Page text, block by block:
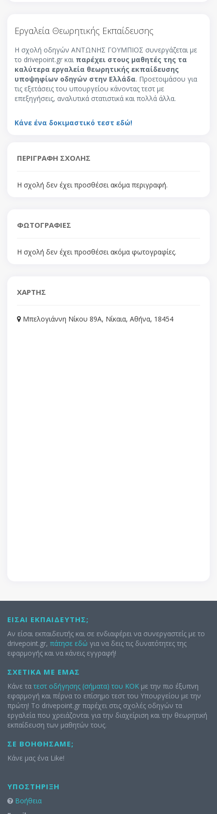
Εργαλεία Θεωρητικής Εκπαίδευσης
Η σχολή οδηγών ΑΝΤΩΝΗΣ ΓΟΥΜΠΙΟΣ συνεργάζεται με
το drivepoint.gr και παρέχει στους μαθητές της τα
καλύτερα εργαλεία θεωρητικής εκπαίδευσης
υποψηφίων οδηγών στην Ελλάδα. Προετοιμάσου για
τις εξετάσεις του υπουργείου κάνοντας τεστ με
επεξηγήσεις, αναλυτικά στατιστικά και πολλά άλλα.
Κάνε ένα δοκιμαστικό τεστ εδώ!
ΠΕΡΙΓΡΑΦΗ ΣΧΟΛΗΣ
Η σχολή δεν έχει προσθέσει ακόμα περιγραφή.
ΦΩΤΟΓΡΑΦΙΕΣ
Η σχολή δεν έχει προσθέσει ακόμα φωτογραφίες.
ΧΑΡΤΗΣ
Μπελογιάννη Νίκου 89Α, Νίκαια, Αθήνα, 18454
ΕΊΣΑΙ ΕΚΠΑΙΔΕΥΤΉΣ;
Αν είσαι εκπαιδευτής και σε ενδιαφέρει να συνεργαστείς με το
drivepoint.gr, πάτησε εδώ για να δεις τις δυνατότητες της
εφαρμογής και να κάνεις εγγραφή!
ΣΧΕΤΙΚΆ ΜΕ ΕΜΆΣ
Κάνε τα τεστ οδήγησης (σήματα) του ΚΟΚ με την πιο έξυπνη
εφαρμογή και πέρνα το επίσημο τεστ του Υπουργείου με την
πρώτη! Το drivepoint.gr παρέχει στις σχολές οδηγών τα
εργαλεία που χρειάζονται για την διαχείριση και την θεωρητική
εκπαίδευση των μαθητών τους.
ΣΕ ΒΟΗΘΉΣΑΜΕ;
Κάνε μας ένα Like!
ΥΠΟΣΤΉΡΙΞΗ
Βοήθεια